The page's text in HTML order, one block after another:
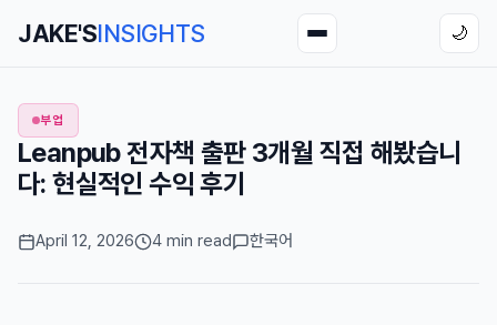
JAKE'SINSIGHTS 🌙
부업
Leanpub 전자책 출판 3개월 직접 해봤습니
다: 현실적인 수익 후기
April 12, 2026 4 min read 한국어